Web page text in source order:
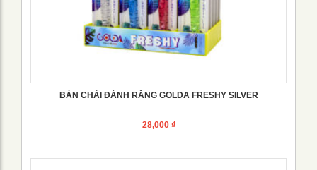
BÀN CHẢI ĐÁNH RĂNG GOLDA FRESHY SILVER
28,000 ₫